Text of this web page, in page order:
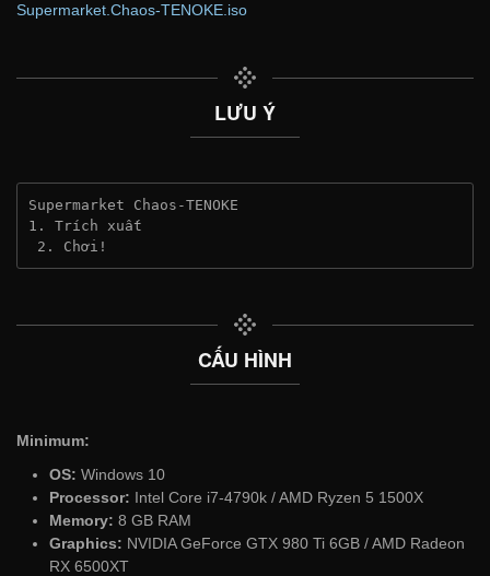
Supermarket.Chaos-TENOKE.iso
LƯU Ý
Supermarket Chaos-TENOKE
1. Trích xuất
2. Chơi!
CẤU HÌNH
Minimum:
OS: Windows 10
Processor: Intel Core i7-4790k / AMD Ryzen 5 1500X
Memory: 8 GB RAM
Graphics: NVIDIA GeForce GTX 980 Ti 6GB / AMD Radeon
RX 6500XT